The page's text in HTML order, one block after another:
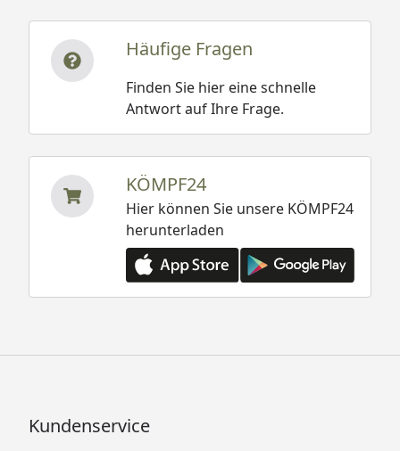
Häufige Fragen
Finden Sie hier eine schnelle
Antwort auf Ihre Frage.
KÖMPF24
Hier können Sie unsere KÖMPF24
herunterladen
Kundenservice